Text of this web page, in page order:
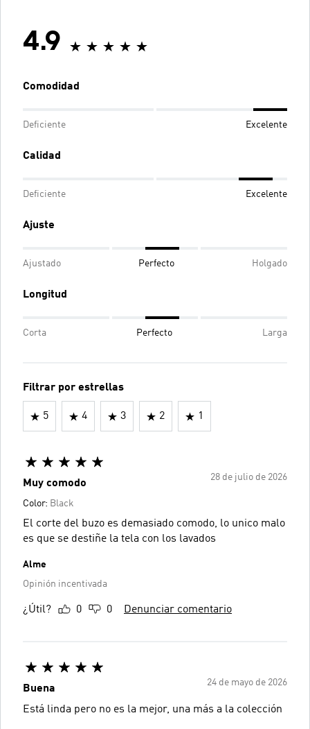
4.9
Comodidad
Deficiente Excelente
Calidad
Deficiente Excelente
Ajuste
Ajustado Perfecto Holgado
Longitud
Corta Perfecto Larga
Filtrar por estrellas
5 4 3 2 1
28 de julio de 2026
Muy comodo
Color: Black
El corte del buzo es demasiado comodo, lo unico malo
es que se destiñe la tela con los lavados
Alme
Opinión incentivada
¿Útil? 0 0 Denunciar comentario
24 de mayo de 2026
Buena
Está linda pero no es la mejor, una más a la colección